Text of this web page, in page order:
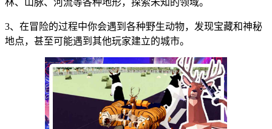
林、山脉、河流等各种地形，探索未知的领域。
3、在冒险的过程中你会遇到各种野生动物，发现宝藏和神秘
地点，甚至可能遇到其他玩家建立的城市。